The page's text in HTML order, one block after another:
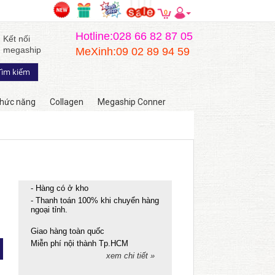
0
Kết nối
megaship
Hotline:028 66 82 87 05
MeXinh:09 02 89 94 59
năng Collagen Megaship Conner
- Hàng có ở kho
- Thanh toán 100% khi chuyển hàng
ngoại tỉnh.
Giao hàng toàn quốc
Miễn phí nội thành Tp.HCM
xem chi tiết »